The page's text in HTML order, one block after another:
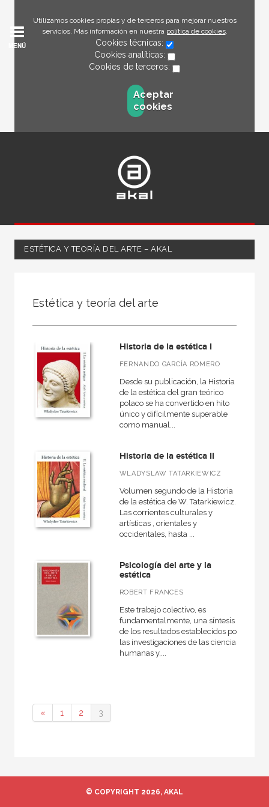
Utilizamos cookies propias y de terceros para mejorar nuestros
servicios. Más información en nuestra política de cookies.
Cookies técnicas:
Cookies analíticas:
Cookies de terceros:
Aceptar
cookies
MENÚ
ESTÉTICA Y TEORÍA DEL ARTE – AKAL
Ciencias humanas y sociales
Arte
Estética y teoría del arte
MATERIAS
Escultura
Prehistoria
Estética y teoría del arte
Museología
Medieval
Arquitectura
VER TODAS... (14)
50 Aniversario
Estética y teoría del arte
Historia de la estética I
FERNANDO GARCÍA ROMERO
Desde su publicación, la Historia
de la estética del gran teórico
polaco se ha convertido en hito
único y difícilmente superable
como manual...
Historia de la estética II
WLADYSLAW TATARKIEWICZ
Volumen segundo de la Historia
de la estética de W. Tatarkiewicz.
Las corrientes culturales y
artísticas , orientales y
occidentales, hasta ...
Psicología del arte y la
estética
ROBERT FRANCES
Este trabajo colectivo, es
fundamentalmente, una síntesis
de los resultados establecidos por
las investigaciones de las ciencias
humanas y,...
« 1 2 3
© COPYRIGHT 2026, AKAL